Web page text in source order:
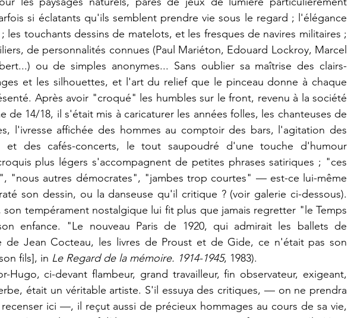
si éclatants qu'ils semblent prendre vie sous le regard ; l'élégance
les touchants dessins de matelots, et les fresques de navires militaires ;
de personnalités connues (Paul Mariéton, Edouard Lockroy, Marcel
ou de simples anonymes... Sans oublier sa maîtrise des clairs-
et les silhouettes, et l'art du relief que le pinceau donne à chaque
Après avoir "croqué" les humbles sur le front, revenu à la société
de 14/18, il s'était mis à caricaturer les années folles, les chanteuses de
l'ivresse affichée des hommes au comptoir des bars, l'agitation des
et des cafés-concerts, le tout saupoudré d'une touche d'humour
plus légers s'accompagnent de petites phrases satiriques ; "ces
"nous autres démocrates", "jambes trop courtes" — est-ce lui-même
son dessin, ou la danseuse qu'il critique ? (voir galerie ci-dessous).
son tempérament nostalgique lui fit plus que jamais regretter "le Temps
enfance. "Le nouveau Paris de 1920, qui admirait les ballets de
de Jean Cocteau, les livres de Proust et de Gide, ce n'était pas son
fils], in Le Regard de la mémoire. 1914-1945, 1983).
Hugo,
ci-devant flambeur, grand travailleur, fin observateur, exigeant,
était un véritable artiste. S'il essuya des critiques, — on ne prendra
ici —, il reçut aussi de précieux hommages au cours de sa vie,